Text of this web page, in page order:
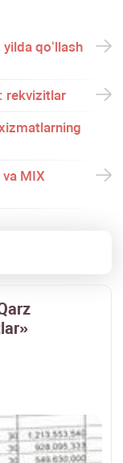
qoʻllash
rekvizitlar
MIX